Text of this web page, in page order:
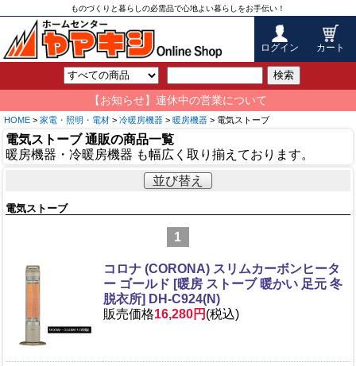
ものづくりと暮らしの必需品で心地よい暮らしをお手伝い！
ログイン カート
検索
【お知らせ】連休中の営業について
HOME > 家電・照明・電材 > 冷暖房機器 > 暖房機器 > 電気ストーブ
電気ストーブ 通販の商品一覧
暖房機器・冷暖房機器 も幅広く取り揃えております。
並び替え
電気ストーブ
1
コロナ (CORONA) スリムカーボンヒータ
ー ゴールド [暖房 ストーブ 暖かい 足元 冬
脱衣所] DH-C924(N)
販売価格16,280円 (税込)